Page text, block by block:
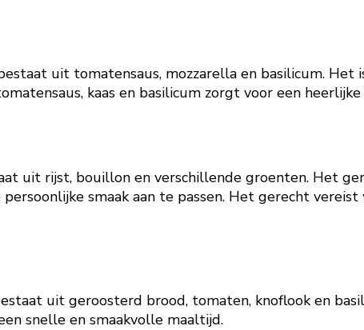
uit tomatensaus, mozzarella en basilicum.
kaas en basilicum zorgt voor een
uit rijst, bouillon en verschillende groenten. Het
smaak aan te passen. Het gerecht
uit geroosterd brood, tomaten, knoflook en
snelle en smaakvolle maaltijd.